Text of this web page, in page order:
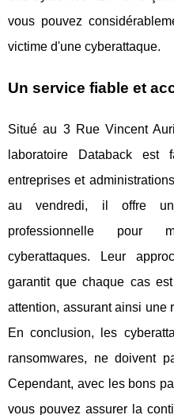
vous pouvez
victime d'une cyberattaque.
Un service fiable et
Situé au 3 Rue Vincent
laboratoire Databack est
entreprises et
au vendredi, il offre
professionnelle pour
cyberattaques. Leur
garantit que chaque cas
attention, assurant ainsi une
En conclusion, les
ransomwares, ne doivent
Cependant, avec les bons
vous pouvez assurer la